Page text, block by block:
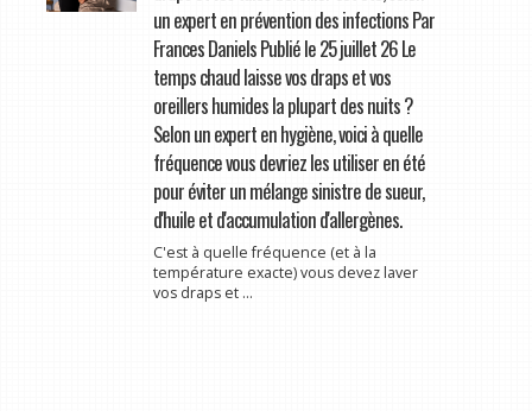
un expert en prévention des infections Par
Frances Daniels Publié le 25 juillet 26 Le
temps chaud laisse vos draps et vos
oreillers humides la plupart des nuits ?
Selon un expert en hygiène, voici à quelle
fréquence vous devriez les utiliser en été
pour éviter un mélange sinistre de sueur,
d'huile et d'accumulation d'allergènes.
C'est à quelle fréquence (et à la
température exacte) vous devez laver
vos draps et ...